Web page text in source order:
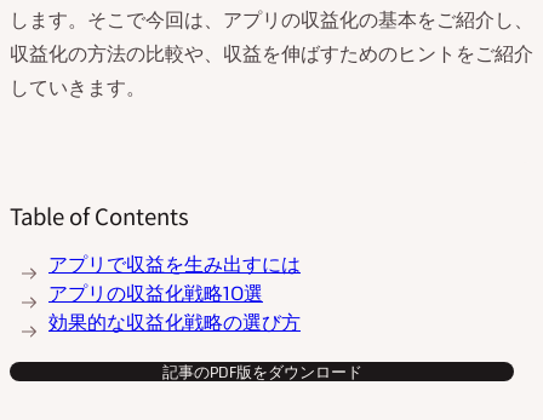
します。そこで今回は、アプリの収益化の基本をご紹介し、
収益化の方法の比較や、収益を伸ばすためのヒントをご紹介
していきます。
Table of Contents
アプリで収益を生み出すには
アプリの収益化戦略10選
効果的な収益化戦略の選び方
記事のPDF版をダウンロード